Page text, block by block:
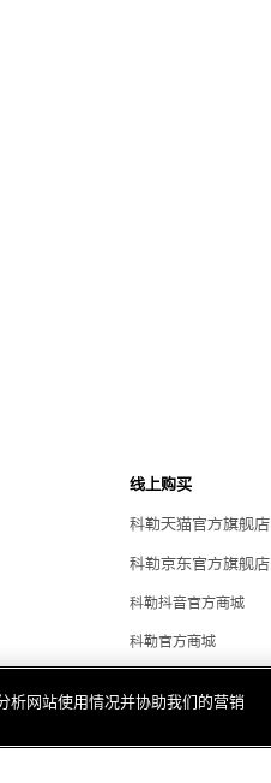
线上购买
科勒天猫官方旗舰店
科勒京东官方旗舰店
科勒抖音官方商城
科勒官方商城
析网站使用情况并协助我们的营销